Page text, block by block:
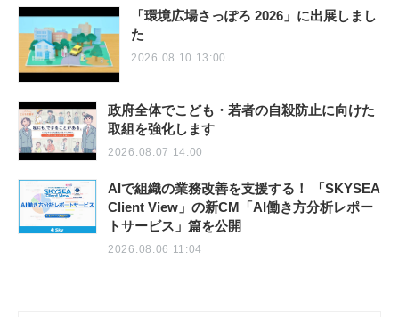
「環境広場さっぽろ 2026」に出展しまし
た
2026.08.10 13:00
政府全体でこども・若者の自殺防止に向けた
取組を強化します
2026.08.07 14:00
AIで組織の業務改善を支援する！ 「SKYSEA
Client View」の新CM「AI働き方分析レポー
トサービス」篇を公開
2026.08.06 11:04